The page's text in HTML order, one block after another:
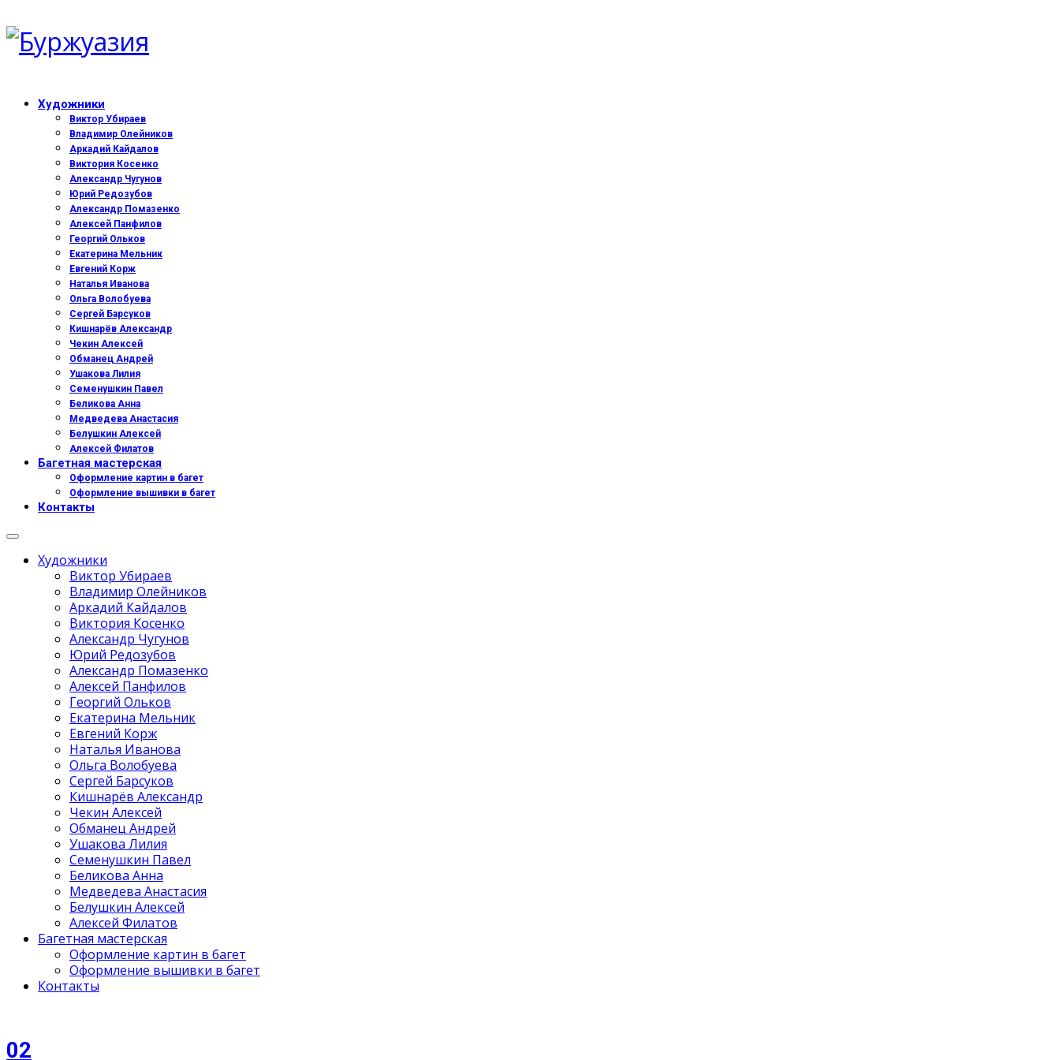
Художники
Виктор Убираев
Владимир Олейников
Аркадий Кайдалов
Виктория Косенко
Александр Чугунов
Юрий Редозубов
Александр Помазенко
Алексей Панфилов
Георгий Ольков
Екатерина Мельник
Евгений Корж
Наталья Иванова
Ольга Волобуева
Сергей Барсуков
Кишнарёв Александр
Чекин Алексей
Обманец Андрей
Ушакова Лилия
Семенушкин Павел
Беликова Анна
Медведева Анастасия
Белушкин Алексей
Алексей Филатов
Багетная мастерская
Оформление картин в багет
Оформление вышивки в багет
Контакты
Художники
Виктор Убираев
Владимир Олейников
Аркадий Кайдалов
Виктория Косенко
Александр Чугунов
Юрий Редозубов
Александр Помазенко
Алексей Панфилов
Георгий Ольков
Екатерина Мельник
Евгений Корж
Наталья Иванова
Ольга Волобуева
Сергей Барсуков
Кишнарёв Александр
Чекин Алексей
Обманец Андрей
Ушакова Лилия
Семенушкин Павел
Беликова Анна
Медведева Анастасия
Белушкин Алексей
Алексей Филатов
Багетная мастерская
Оформление картин в багет
Оформление вышивки в багет
Контакты
02